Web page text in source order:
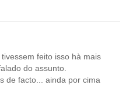
feito isso hà mais
do assunto.
de facto... ainda por cima